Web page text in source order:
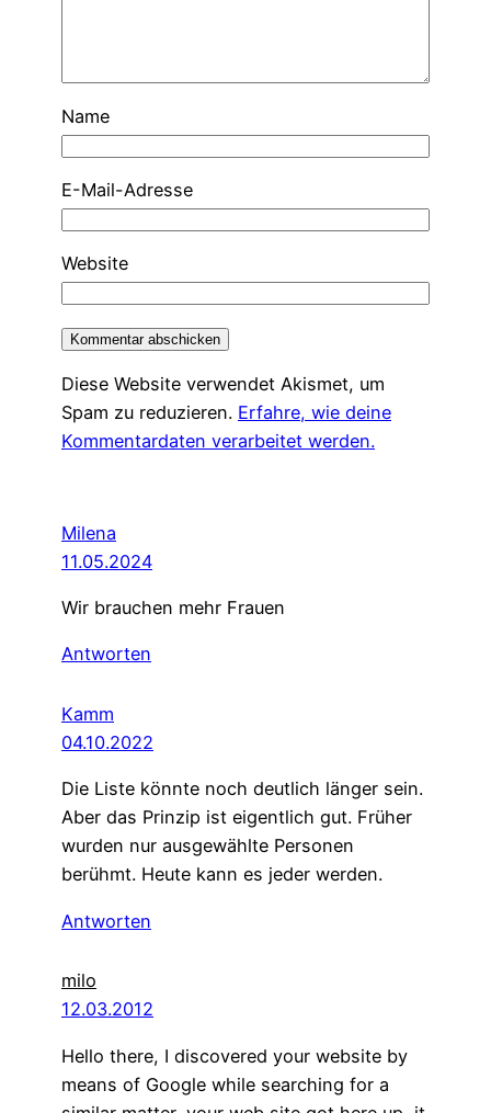
Name
E-Mail-Adresse
Website
Diese Website verwendet Akismet, um
Spam zu reduzieren. Erfahre, wie deine
Kommentardaten verarbeitet werden.
Milena
11.05.2024
Wir brauchen mehr Frauen
Antworten
Kamm
04.10.2022
Die Liste könnte noch deutlich länger sein.
Aber das Prinzip ist eigentlich gut. Früher
wurden nur ausgewählte Personen
berühmt. Heute kann es jeder werden.
Antworten
milo
12.03.2012
Hello there, I discovered your website by
means of Google while searching for a